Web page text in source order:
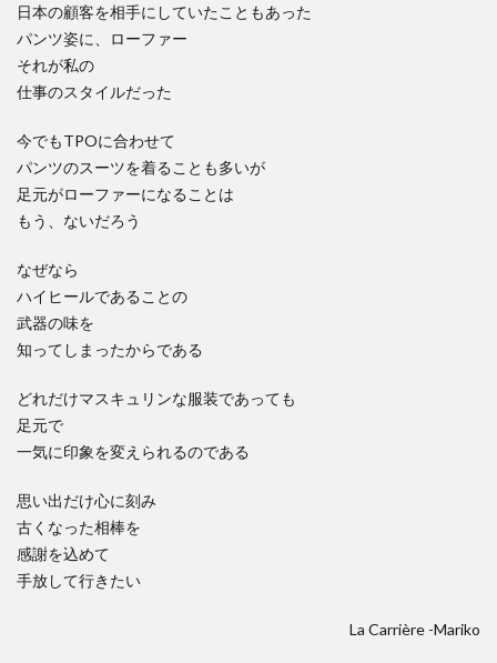
日本の顧客を相手にしていたこともあった
パンツ姿に、ローファー
それが私の
仕事のスタイルだった
今でもTPOに合わせて
パンツのスーツを着ることも多いが
足元がローファーになることは
もう、ないだろう
なぜなら
ハイヒールであることの
武器の味を
知ってしまったからである
どれだけマスキュリンな服装であっても
足元で
一気に印象を変えられるのである
思い出だけ心に刻み
古くなった相棒を
感謝を込めて
手放して行きたい
La Carrière -Mariko